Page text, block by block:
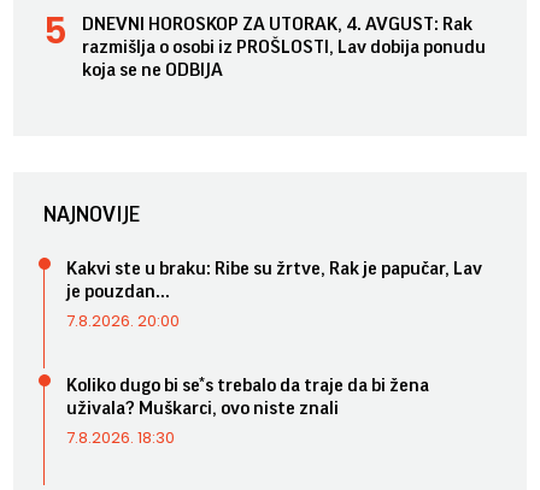
DNEVNI HOROSKOP ZA UTORAK, 4. AVGUST: Rak
razmišlja o osobi iz PROŠLOSTI, Lav dobija ponudu
koja se ne ODBIJA
NAJNOVIJE
Kakvi ste u braku: Ribe su žrtve, Rak je papučar, Lav
je pouzdan...
7.8.2026. 20:00
Koliko dugo bi se*s trebalo da traje da bi žena
uživala? Muškarci, ovo niste znali
7.8.2026. 18:30